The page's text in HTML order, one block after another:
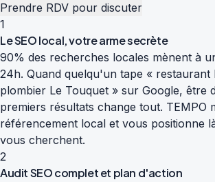
Prendre RDV pour discuter
1
Le SEO local, votre arme secrète
90% des recherches locales mènent à
24h. Quand quelqu'un tape « restaurant
plombier Le Touquet » sur Google, être
premiers résultats change tout. TEMPO
référencement local et vous positionne
vous cherchent.
2
Audit SEO complet et plan d'action